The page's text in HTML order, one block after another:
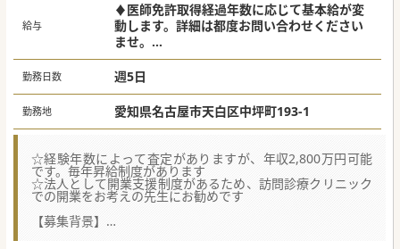
給与
♦医師免許取得経過年数に応じて基本給が変
動します。詳細は都度お問い合わせください
ませ。
入職時 [10年]2,280万円～[30年］2,832万円
(運転手当含む)
院長就任時[10年]2,640万円～[30年]3,192万
円(運転手当含む)
☆オンコール手当･緊急対応手当等、別途イン
勤務日数 週5日
勤務地 愛知県名古屋市天白区中坪町193-1
☆経験年数によって査定がありますが、年収2,800万円可能
です。毎年昇給制度があります
☆法人として開業支援制度があるため、訪問診療クリニック
での開業をお考えの先生にお勧めです
【募集背景】
■現在は常勤医師は院長のみで非常勤医師で体制構築してお